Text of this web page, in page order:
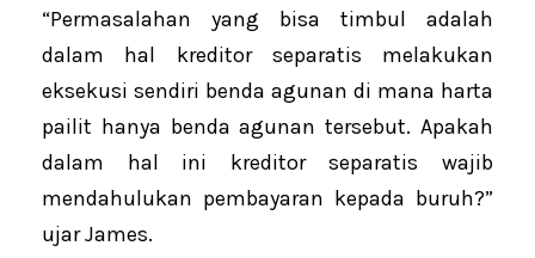
“Permasalahan yang bisa timbul adalah
dalam hal kreditor separatis melakukan
eksekusi sendiri benda agunan di mana harta
pailit hanya benda agunan tersebut. Apakah
dalam hal ini kreditor separatis wajib
mendahulukan pembayaran kepada buruh?”
ujar James.